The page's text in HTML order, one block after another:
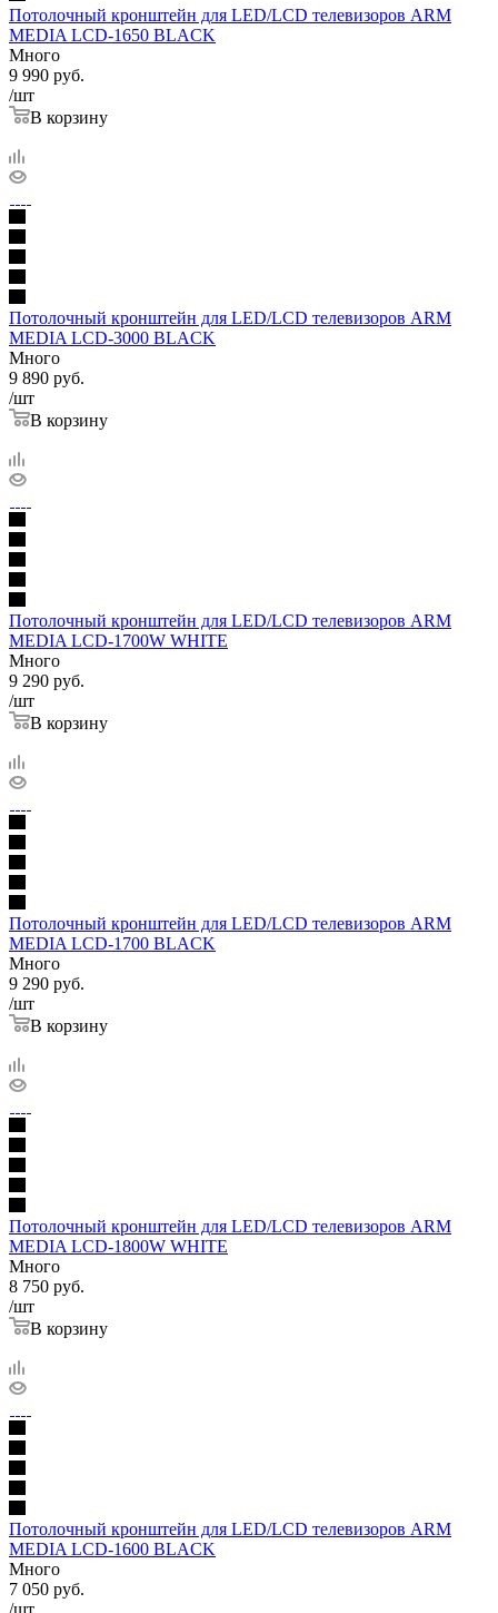
Потолочный кронштейн для LED/LCD телевизоров ARM
MEDIA LCD-1650 BLACK
Много
9 990 руб.
/шт
В корзину
Потолочный кронштейн для LED/LCD телевизоров ARM
MEDIA LCD-3000 BLACK
Много
9 890 руб.
/шт
В корзину
Потолочный кронштейн для LED/LCD телевизоров ARM
MEDIA LCD-1700W WHITE
Много
9 290 руб.
/шт
В корзину
Потолочный кронштейн для LED/LCD телевизоров ARM
MEDIA LCD-1700 BLACK
Много
9 290 руб.
/шт
В корзину
Потолочный кронштейн для LED/LCD телевизоров ARM
MEDIA LCD-1800W WHITE
Много
8 750 руб.
/шт
В корзину
Потолочный кронштейн для LED/LCD телевизоров ARM
MEDIA LCD-1600 BLACK
Много
7 050 руб.
/шт